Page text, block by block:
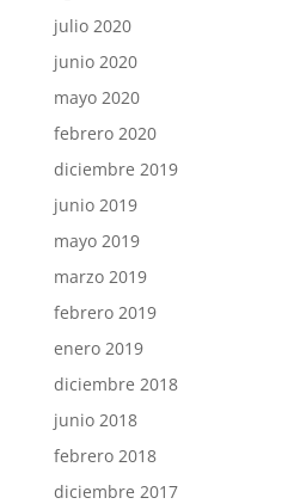
julio 2020
junio 2020
mayo 2020
febrero 2020
diciembre 2019
junio 2019
mayo 2019
marzo 2019
febrero 2019
enero 2019
diciembre 2018
junio 2018
febrero 2018
diciembre 2017